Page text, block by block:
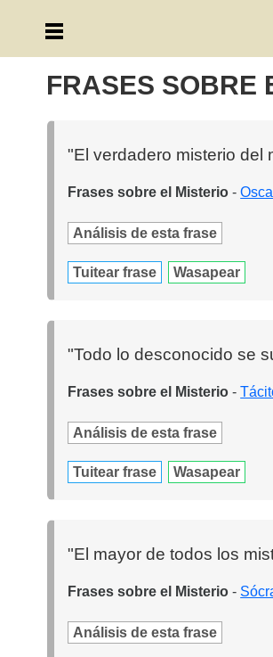
FRASES SOBRE
"El verdadero misterio del
Frases sobre el Misterio -
Análisis de esta frase
Tuitear frase Wasapear
"Todo lo desconocido se
Frases sobre el Misterio -
Análisis de esta frase
Tuitear frase Wasapear
"El mayor de todos los
Frases sobre el Misterio -
Análisis de esta frase